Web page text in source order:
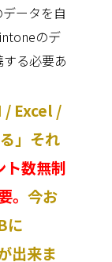
ータを自
のデ
る必要あ
/ Excel /
」それ
ト数無制
今お
に
出来ま